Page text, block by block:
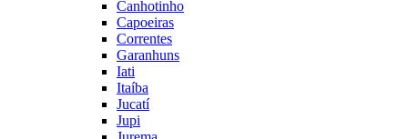
Canhotinho
Capoeiras
Correntes
Garanhuns
Iati
Itaíba
Jucatí
Jupi